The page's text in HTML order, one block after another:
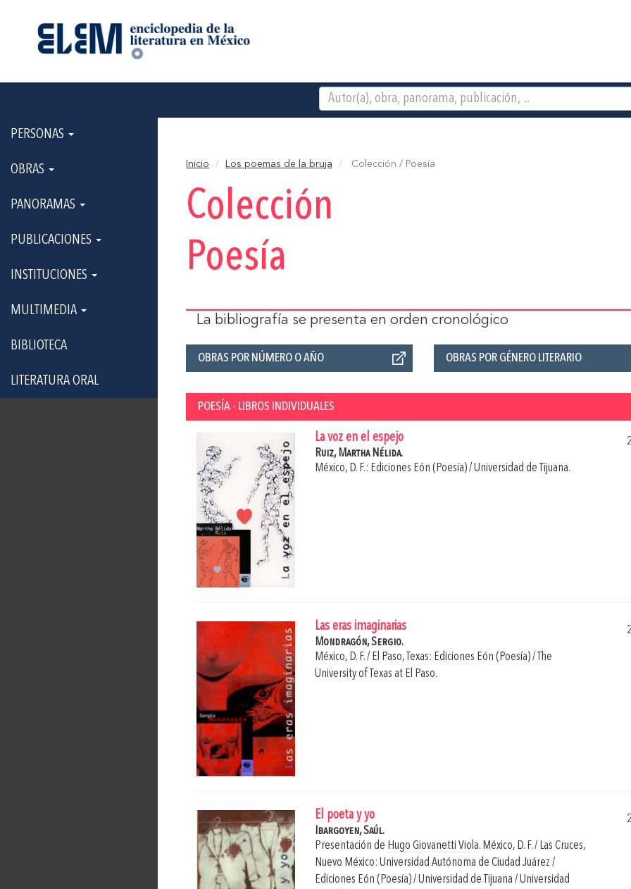
PERSONAS
OBRAS
PANORAMAS
PUBLICACIONES
INSTITUCIONES
MULTIMEDIA
BIBLIOTECA
LITERATURA ORAL
Inicio Los poemas de la bruja Colección / Poesía
Colección
Poesía
La bibliografía se presenta en orden cronológico
OBRAS POR NÚMERO O AÑO OBRAS POR GÉNERO LITERARIO
POESÍA - LIBROS INDIVIDUALES
La voz en el espejo
Ruiz, Martha Nélida.
México, D. F.: Ediciones Eón (Poesía) / Universidad de Tijuana.
Las eras imaginarias
Mondragón, Sergio.
México, D. F. / El Paso, Texas: Ediciones Eón (Poesía) / The
University of Texas at El Paso.
El poeta y yo
Ibargoyen, Saúl.
Presentación de Hugo Giovanetti Viola. México, D. F. / Las Cruces,
Nuevo México: Universidad Autónoma de Ciudad Juárez /
Ediciones Eón (Poesía) / Universidad de Tijuana / Universidad